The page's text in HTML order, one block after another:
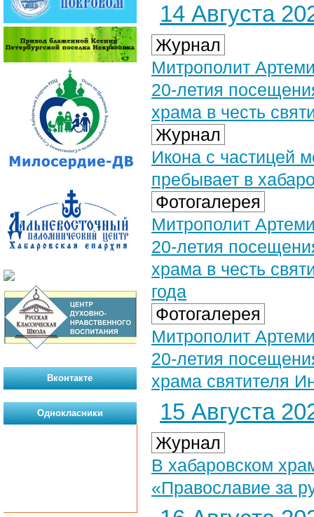
14 Августа
Журнал
Митрополит
20-летия
храма в честь
Журнал
Икона с частицей
пребывает в
Фотогалерея
Митрополит
20-летия
храма в честь
года
Фотогалерея
Митрополит
20-летия
храма святителя
15 Августа
Журнал
В хабаровском
«Православие за
Вконтакте
Однокласники